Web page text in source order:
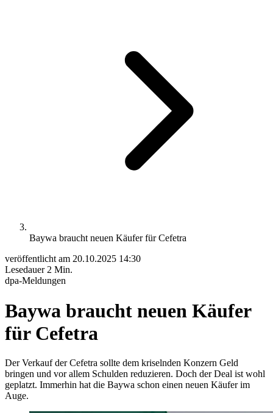
Baywa braucht neuen Käufer für Cefetra
veröffentlicht am 20.10.2025 14:30
Lesedauer 2 Min.
dpa-Meldungen
Baywa braucht neuen Käufer
für Cefetra
Der Verkauf der Cefetra sollte dem kriselnden Konzern Geld
bringen und vor allem Schulden reduzieren. Doch der Deal ist wohl
geplatzt. Immerhin hat die Baywa schon einen neuen Käufer im
Auge.